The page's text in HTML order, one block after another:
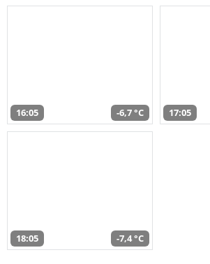
16:05 -6,7 °C 17:05
18:05 -7,4 °C